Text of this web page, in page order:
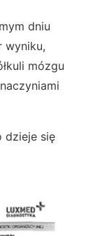
dniu
wyniku,
mózgu
dzieje się